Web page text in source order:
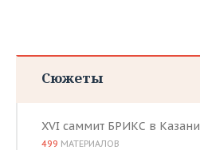
Сюжеты
XVI саммит БРИКС в Казани
499 МАТЕРИАЛОВ